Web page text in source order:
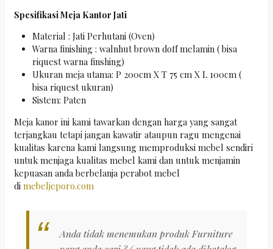
Spesifikasi Meja Kantor Jati
Material : Jati Perhutani (Oven)
Warna finishing : walnhut brown doff melamin ( bisa
riquest warna finshing)
Ukuran meja utama: P 200cm X T 75 cm X L 100cm (
bisa riquest ukuran)
Sistem: Paten
Meja kanor ini kami tawarkan dengan harga yang sangat
terjangkau tetapi jangan kawatir ataupun ragu mengenai
kualitas karena kami langsung memproduksi mebel sendiri
untuk menjaga kualitas mebel kami dan untuk menjamin
kepuasan anda berbelanja perabot mebel
di mebeljeporo.com
Anda tidak menemukan produk Furniture